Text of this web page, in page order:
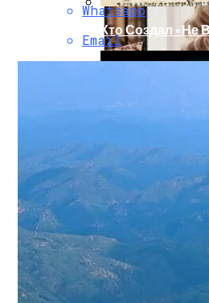
Раскрась Свой
Кто Создал «не
Whatsapp
Email